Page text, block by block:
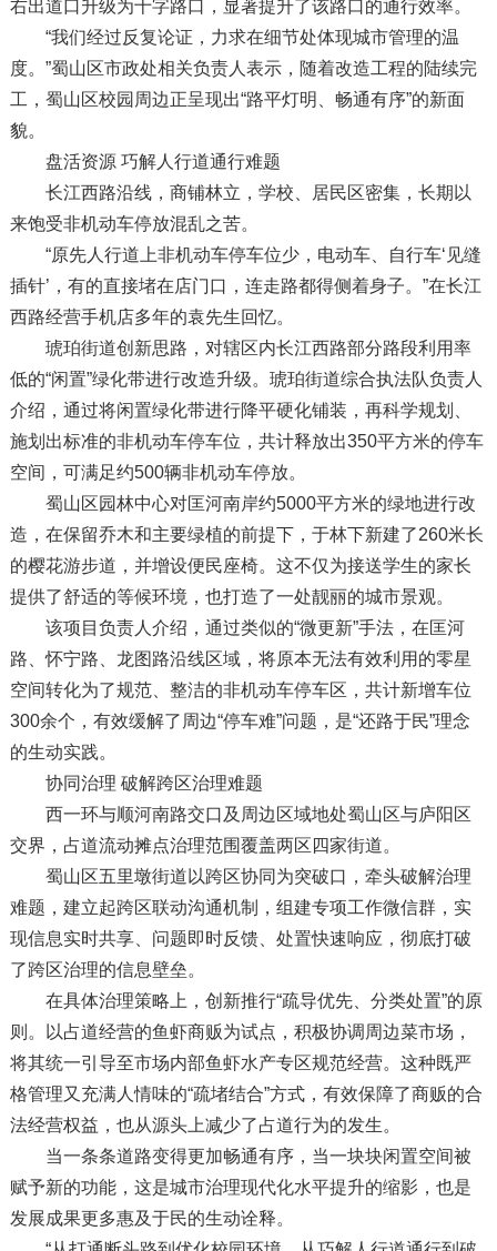
右出道口升级为十字路口，显著提升了该路口的通行效率。
“我们经过反复论证，力求在细节处体现城市管理的温
度。”蜀山区市政处相关负责人表示，随着改造工程的陆续完
工，蜀山区校园周边正呈现出“路平灯明、畅通有序”的新面
貌。
盘活资源 巧解人行道通行难题
长江西路沿线，商铺林立，学校、居民区密集，长期以
来饱受非机动车停放混乱之苦。
“原先人行道上非机动车停车位少，电动车、自行车‘见缝
插针’，有的直接堵在店门口，连走路都得侧着身子。”在长江
西路经营手机店多年的袁先生回忆。
琥珀街道创新思路，对辖区内长江西路部分路段利用率
低的“闲置”绿化带进行改造升级。琥珀街道综合执法队负责人
介绍，通过将闲置绿化带进行降平硬化铺装，再科学规划、
施划出标准的非机动车停车位，共计释放出350平方米的停车
空间，可满足约500辆非机动车停放。
蜀山区园林中心对匡河南岸约5000平方米的绿地进行改
造，在保留乔木和主要绿植的前提下，于林下新建了260米长
的樱花游步道，并增设便民座椅。这不仅为接送学生的家长
提供了舒适的等候环境，也打造了一处靓丽的城市景观。
该项目负责人介绍，通过类似的“微更新”手法，在匡河
路、怀宁路、龙图路沿线区域，将原本无法有效利用的零星
空间转化为了规范、整洁的非机动车停车区，共计新增车位
300余个，有效缓解了周边“停车难”问题，是“还路于民”理念
的生动实践。
协同治理 破解跨区治理难题
西一环与顺河南路交口及周边区域地处蜀山区与庐阳区
交界，占道流动摊点治理范围覆盖两区四家街道。
蜀山区五里墩街道以跨区协同为突破口，牵头破解治理
难题，建立起跨区联动沟通机制，组建专项工作微信群，实
现信息实时共享、问题即时反馈、处置快速响应，彻底打破
了跨区治理的信息壁垒。
在具体治理策略上，创新推行“疏导优先、分类处置”的原
则。以占道经营的鱼虾商贩为试点，积极协调周边菜市场，
将其统一引导至市场内部鱼虾水产专区规范经营。这种既严
格管理又充满人情味的“疏堵结合”方式，有效保障了商贩的合
法经营权益，也从源头上减少了占道行为的发生。
当一条条道路变得更加畅通有序，当一块块闲置空间被
赋予新的功能，这是城市治理现代化水平提升的缩影，也是
发展成果更多惠及于民的生动诠释。